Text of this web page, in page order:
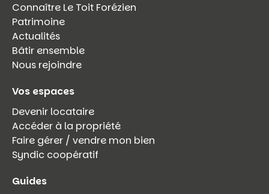
Connaître Le Toit Forézien
Patrimoine
Actualités
Bâtir ensemble
Nous rejoindre
Vos espaces
Devenir locataire
Accéder à la propriété
Faire gérer / vendre mon bien
Syndic coopératif
Guides